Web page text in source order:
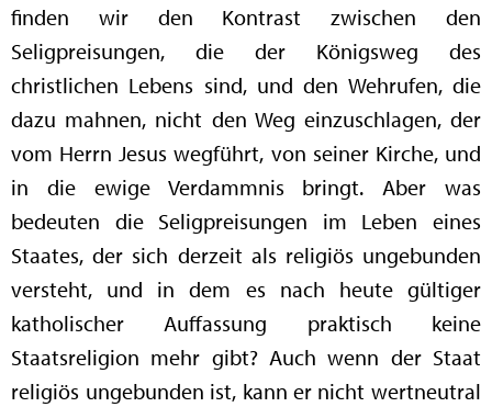
finden wir den Kontrast zwischen den
Seligpreisungen, die der Königsweg des
christlichen Lebens sind, und den Wehrufen, die
dazu mahnen, nicht den Weg einzuschlagen, der
vom Herrn Jesus wegführt, von seiner Kirche, und
in die ewige Verdammnis bringt. Aber was
bedeuten die Seligpreisungen im Leben eines
Staates, der sich derzeit als religiös ungebunden
versteht, und in dem es nach heute gültiger
katholischer Auffassung praktisch keine
Staatsreligion mehr gibt? Auch wenn der Staat
religiös ungebunden ist, kann er nicht wertneutral